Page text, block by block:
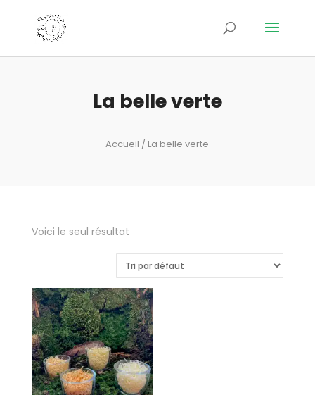
La belle verte
Accueil / La belle verte
Voici le seul résultat